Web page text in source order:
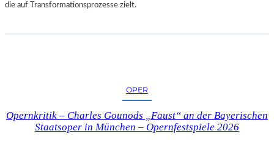
R
I
die auf Transformationsprozesse zielt.
OPER
Opernkritik – Charles Gounods „Faust“ an der Bayerischen
Staatsoper in München – Opernfestspiele 2026